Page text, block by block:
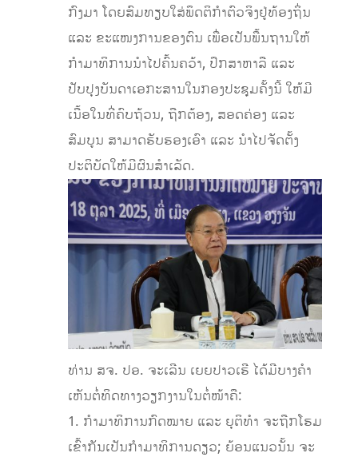
ກົງມາ ໂດຍສົມທຽບໃສ່ພຶດຕິກຳຕົວຈິງຢູ່ທ້ອງຖິ່ນ
ແລະ ຂະແໜງການຂອງຕົນ ເພື່ອເປັນພື້ນຖານໃຫ້
ກຳມາທິການນຳໄປ​ຄົ້ນຄວ້າ, ປຶກສາ​ຫາລື​ ແລະ
ປັບປຸງບັນດາເອກະສານໃນ​ກອງ​ປະຊຸມຄັ້ງນີ້​ ໃຫ້​ມີ​
ເນື້ອ​ໃນ​ທີ່​ຄົບ​ຖ້ວນ, ຖືກຕ້ອງ, ສອດຄ່ອງ ແລະ
ສົມບູນ ສາມາດ​ຮັບຮອງ​ເອົາ ​ແລະ ນໍາໄປຈັດ​ຕັ້ງ​
ປະຕິບັດ​​ໃຫ້​ມີຜົນສຳເລັດ.
ທ່ານ ສຈ. ປອ. ຈະເລີນ ເຍຍປາວເຮີ ໄດ້ມີບາງຄຳ
ເຫັນຕໍ່ທິດທາງວຽກງານໃນຕໍ່ໜ້າຄື:
1. ກຳມາທິການກົດໝາຍ ແລະ ຍຸຕິທຳ ຈະຖືກໂຮມ
ເຂົ້າກັນເປັນກຳມາທິການດຽວ; ຍ້ອນແນວນັ້ນ ຈະ